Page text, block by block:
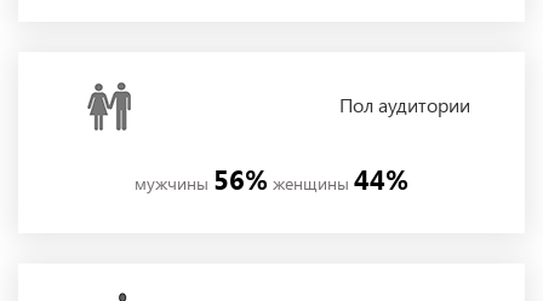
Полаудитории
мужчины 56% женщины 44%